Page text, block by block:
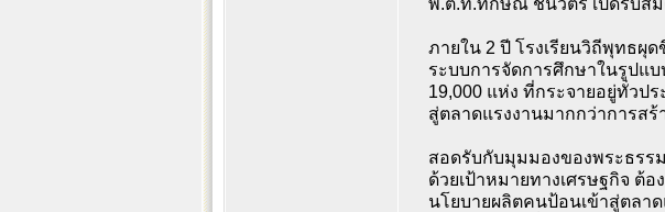
พ.ต.ท.ทักษิณ ชินวัตร เปิดรับสมั
ภายใน 2 ปี โรงเรียนวิถีพุทธผุ
ระบบการจัดการศึกษาในรูปแบ
19,000 แห่ง ที่กระจายอยู่ทั่วป
สู่ตลาดแรงงานมากกว่าการส
สอดรับกับมุมมองของพระธรร
ด้วยเป้าหมายทางเศรษฐกิจ ต้
นโยบายผลิตคนป้อนเข้าสู่ตลา